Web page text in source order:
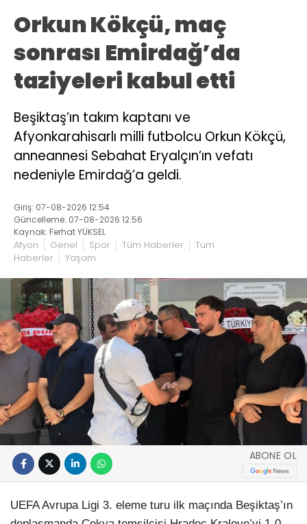
Orkun Kökçü, maç
sonrası Emirdağ’da
taziyeleri kabul etti
Beşiktaş’ın takım kaptanı ve
Afyonkarahisarlı milli futbolcu Orkun Kökçü,
anneannesi Sebahat Eryalçın’ın vefatı
nedeniyle Emirdağ’a geldi.
Giriş: 07-08-2026 12:54
Güncelleme: 07-08-2026 12:56
Kaynak: Ferhat YÜKSEL
Afyon Genel Spor Tüm Haberler
Tüm
Haberler
Yaşam
ABONE OL
UEFA Avrupa Ligi 3. eleme turu ilk maçında Beşiktaş’ın